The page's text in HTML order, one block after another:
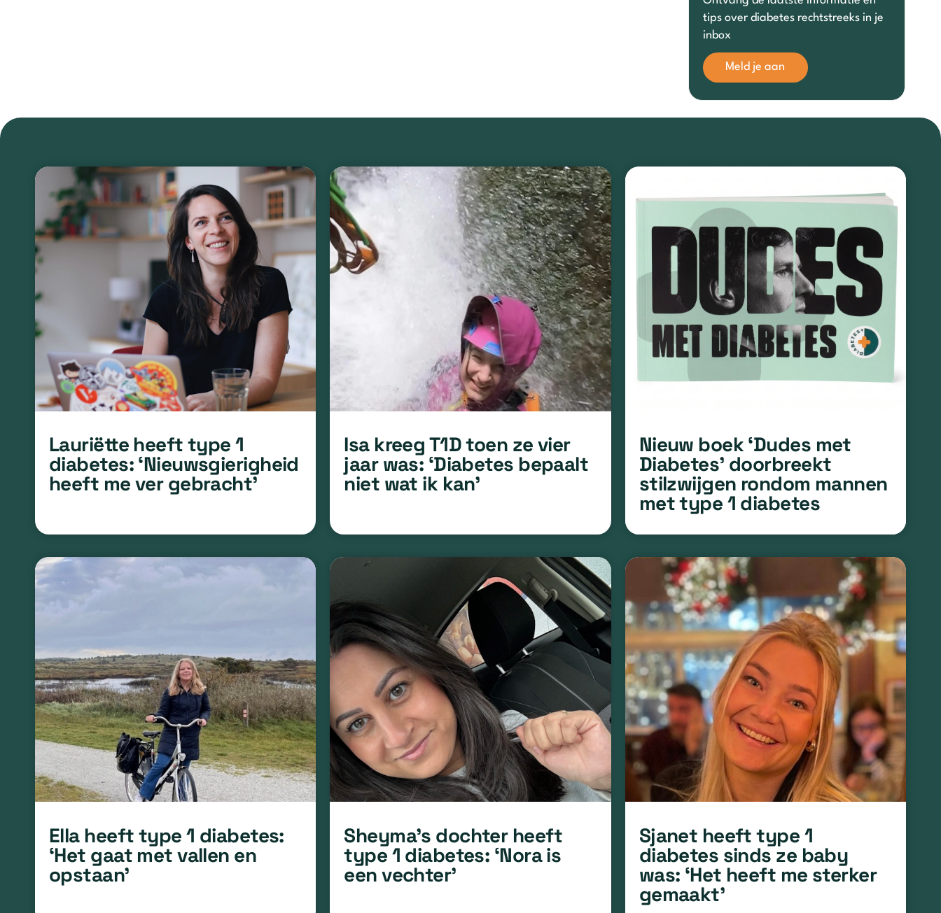
tips over diabetes rechtstreeks in je
inbox
Meld je aan
Lauriëtte heeft type 1
diabetes: ‘Nieuwsgierigheid
heeft me ver gebracht’
Isa kreeg T1D toen ze vier
jaar was: ‘Diabetes bepaalt
niet wat ik kan’
Nieuw boek ‘Dudes met
Diabetes’ doorbreekt
stilzwijgen rondom mannen
met type 1 diabetes
Ella heeft type 1 diabetes:
‘Het gaat met vallen en
opstaan’
Sheyma’s dochter heeft
type 1 diabetes: ‘Nora is
een vechter’
Sjanet heeft type 1
diabetes sinds ze baby
was: ‘Het heeft me sterker
gemaakt’